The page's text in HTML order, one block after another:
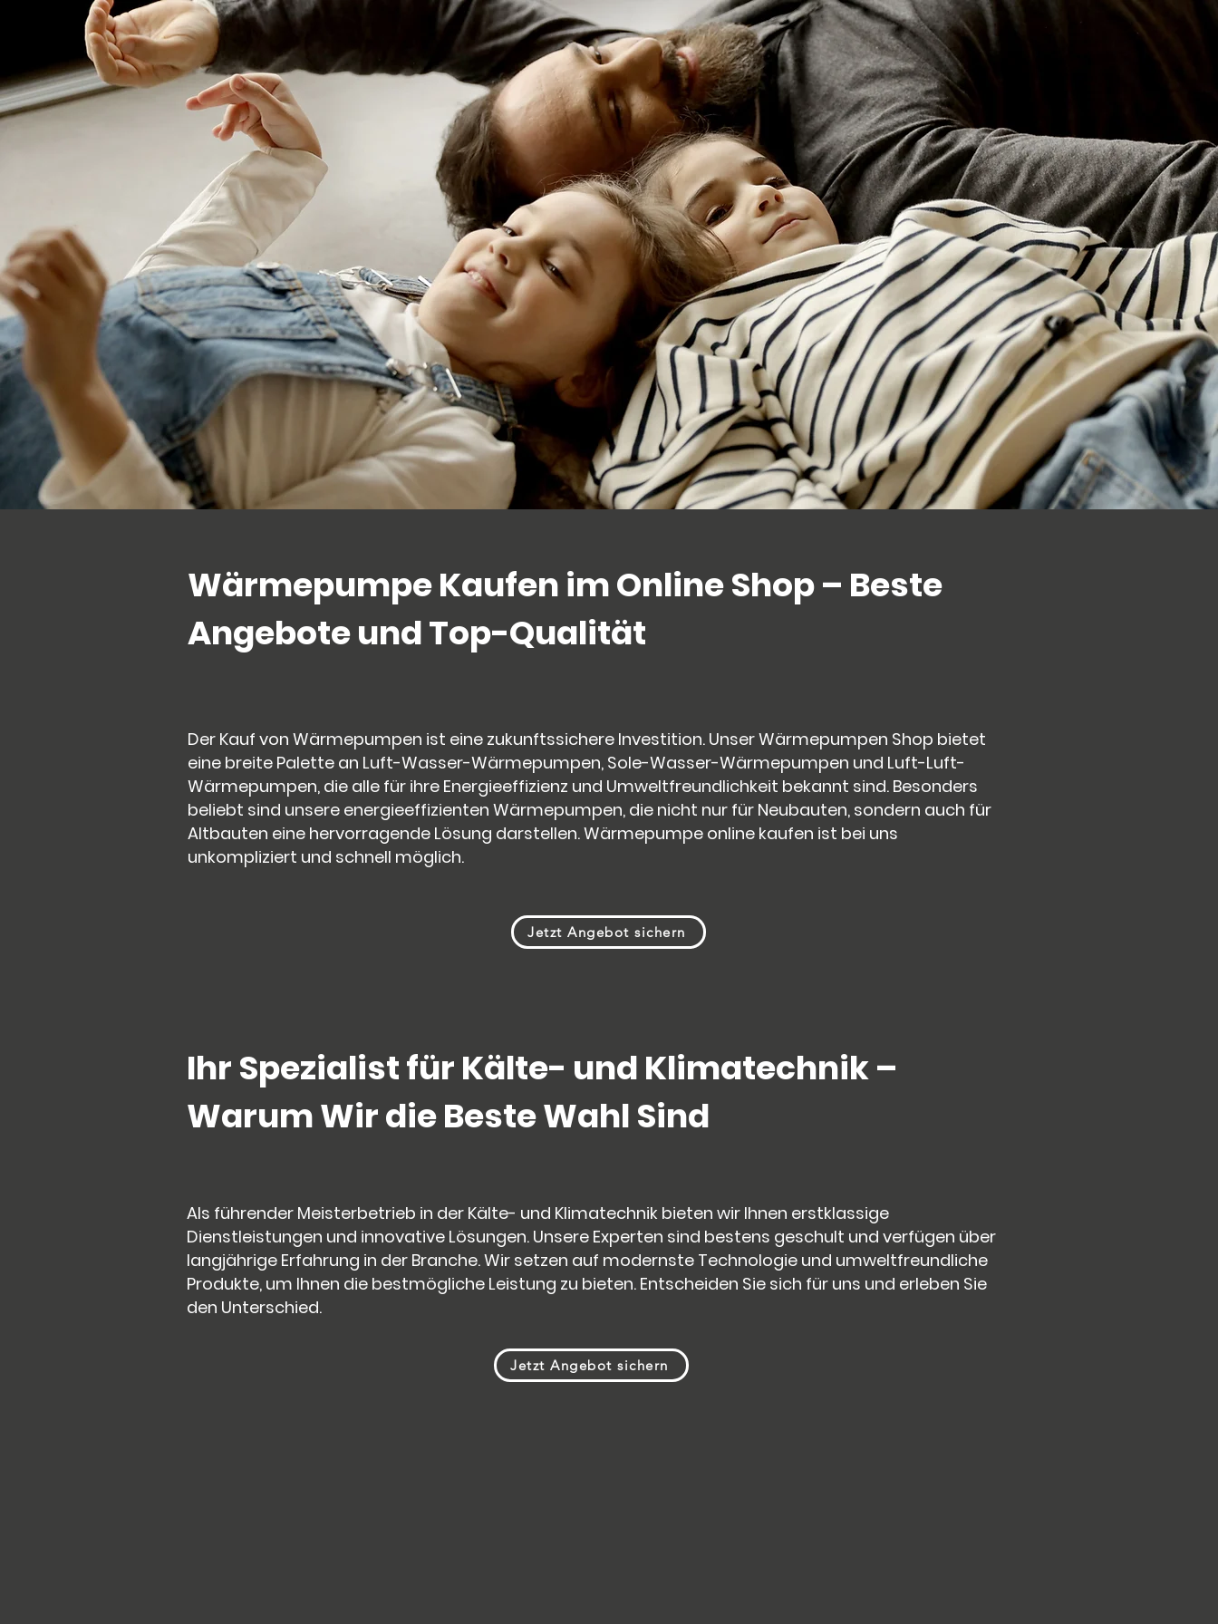
Wärmepumpe Kaufen im Online Shop – Beste
Angebote und Top-Qualität
Der Kauf von Wärmepumpen ist eine zukunftssichere Investition. Unser Wärmepumpen Shop bietet
eine breite Palette an Luft-Wasser-Wärmepumpen, Sole-Wasser-Wärmepumpen und Luft-Luft-
Wärmepumpen, die alle für ihre Energieeffizienz und Umweltfreundlichkeit bekannt sind. Besonders
beliebt sind unsere energieeffizienten Wärmepumpen, die nicht nur für Neubauten, sondern auch für
Altbauten eine hervorragende Lösung darstellen. Wärmepumpe online kaufen ist bei uns
unkompliziert und schnell möglich.
Jetzt Angebot sichern
Ihr Spezialist für Kälte- und Klimatechnik –
Warum Wir die Beste Wahl Sind
Als führender Meisterbetrieb in der Kälte- und Klimatechnik bieten wir Ihnen erstklassige
Dienstleistungen und innovative Lösungen. Unsere Experten sind bestens geschult und verfügen über
langjährige Erfahrung in der Branche. Wir setzen auf modernste Technologie und umweltfreundliche
Produkte, um Ihnen die bestmögliche Leistung zu bieten. Entscheiden Sie sich für uns und erleben Sie
den Unterschied.
Jetzt Angebot sichern